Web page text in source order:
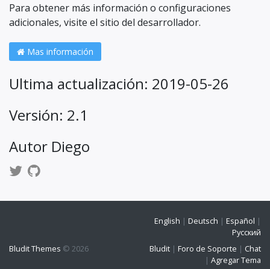
Para obtener más información o configuraciones
adicionales, visite el sitio del desarrollador.
Mas información
Ultima actualización: 2019-05-26
Versión: 2.1
Autor Diego
English | Deutsch | Español |
Русский
Bludit Themes © 2026 Bludit | Foro de Soporte | Chat
| Agregar Tema